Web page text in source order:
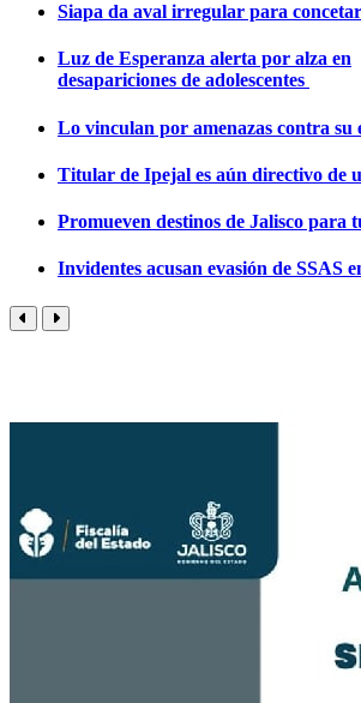
Siapa da aval irregular para
Luz de Esperanza alerta por alza en
desapariciones de adolescentes
Lo vinculan por amenazas contra su
Titular de Ipejal es aún directivo de
Promueven destinos de Jalisco
Invidentes acusan evasión de SSAS